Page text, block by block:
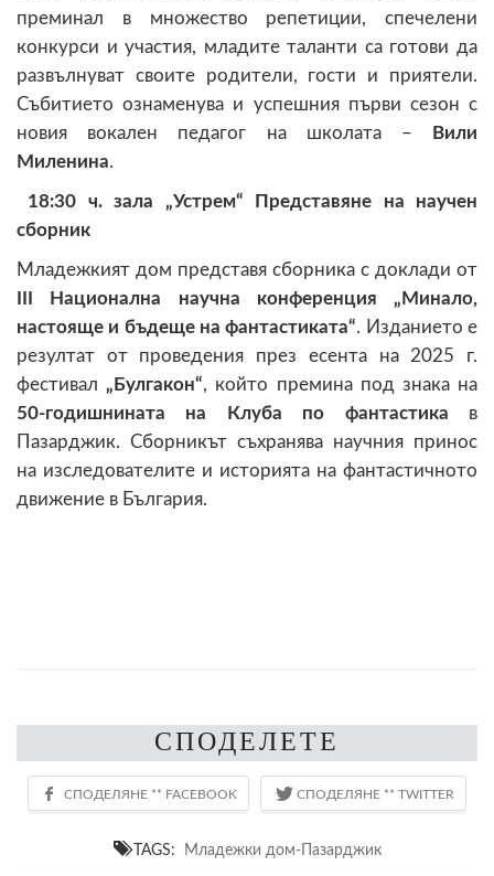
преминал в множество репетиции, спечелени
конкурси и участия, младите таланти са готови да
развълнуват своите родители, гости и приятели.
Събитието ознаменува и успешния първи сезон с
новия вокален педагог на школата –
Вили
Миленина.
18:30 ч. зала „Устрем“ Представяне на научен
сборник
Младежкият дом представя сборника с доклади от
III Национална научна конференция „Минало,
настояще и бъдеще на фантастиката“. Изданието е
резултат от проведения през есента на 2025 г.
фестивал„Булгакон“, който премина под знака на
50-годишнината на Клуба по фантастика в
Пазарджик. Сборникът съхранява научния принос
на изследователите и историята на фантастичното
движение в България.
СПОДЕЛЕТЕ
TAGS: Младежки дом-Пазарджик